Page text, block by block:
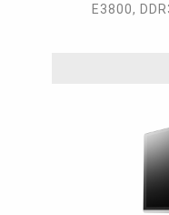
E3800,